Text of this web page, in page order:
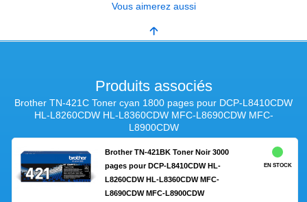
Vous aimerez aussi
Produits associés
Brother TN-421C Toner cyan 1800 pages pour DCP-L8410CDW
HL-L8260CDW HL-L8360CDW MFC-L8690CDW MFC-
L8900CDW
Brother TN-421BK Toner Noir 3000
pages pour DCP-L8410CDW HL-
L8260CDW HL-L8360CDW MFC-
L8690CDW MFC-L8900CDW
EN STOCK